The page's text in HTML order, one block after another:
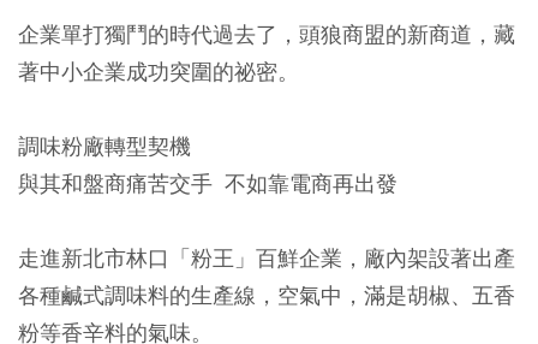
企業單打獨鬥的時代過去了，頭狼商盟的新商道，藏
著中小企業成功突圍的祕密。
調味粉廠轉型契機
與其和盤商痛苦交手 不如靠電商再出發
走進新北市林口「粉王」百鮮企業，廠內架設著出產
各種鹹式調味料的生產線，空氣中，滿是胡椒、五香
粉等香辛料的氣味。